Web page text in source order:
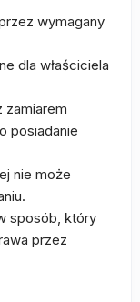
wymagany
dla właściciela
zamiarem
posiadanie
nie może
sposób, który
przez